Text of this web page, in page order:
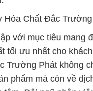
Hóa Chất Đắc
với mục tiêu mang
tối ưu nhất cho
Trường Phát không
phẩm mà còn về